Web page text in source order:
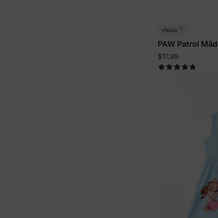
Naia ™
PAW Patrol
ärmelloses
$17.99